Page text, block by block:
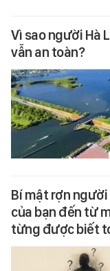
Vì sao người Hà
vẫn an toàn?
Bí mật rợn người
của bạn đến từ
từng được biết